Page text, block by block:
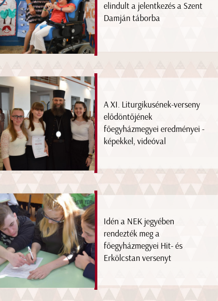
elindult a jelentkezés a Szent
Damján táborba
A XI. Liturgikusének-verseny
elődöntőjének
főegyházmegyei eredményei -
képekkel, videóval
Idén a NEK jegyében
rendezték meg a
főegyházmegyei Hit- és
Erkölcstan versenyt